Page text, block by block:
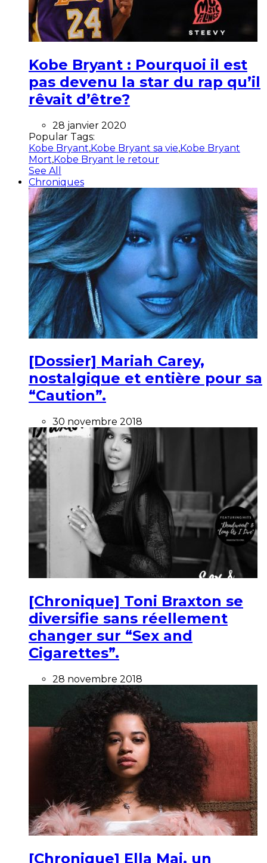
Kobe Bryant : Pourquoi il est
pas devenu la star du rap qu’il
rêvait d’être?
28 janvier 2020
Popular Tags:
Kobe Bryant,Kobe Bryant sa vie,Kobe Bryant
Mort,Kobe Bryant le retour
See All
Chroniques
[Dossier] Mariah Carey,
nostalgique et entière pour sa
“Caution”.
30 novembre 2018
[Chronique] Toni Braxton se
diversifie sans réellement
changer sur “Sex and
Cigarettes”.
28 novembre 2018
[Chronique] Ella Mai, un